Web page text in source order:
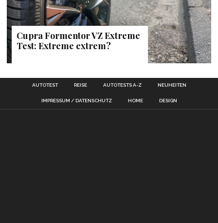
Cupra Formentor VZ Extreme
Test: Extreme extrem?
AUTOTEST REISE AUTOTESTS A-Z NEUHEITEN
IMPRESSUM / DATENSCHUTZ HOME DESIGN